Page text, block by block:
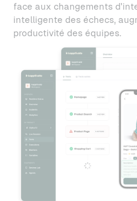
face aux changements
intelligente des échecs,
productivité des équipes.